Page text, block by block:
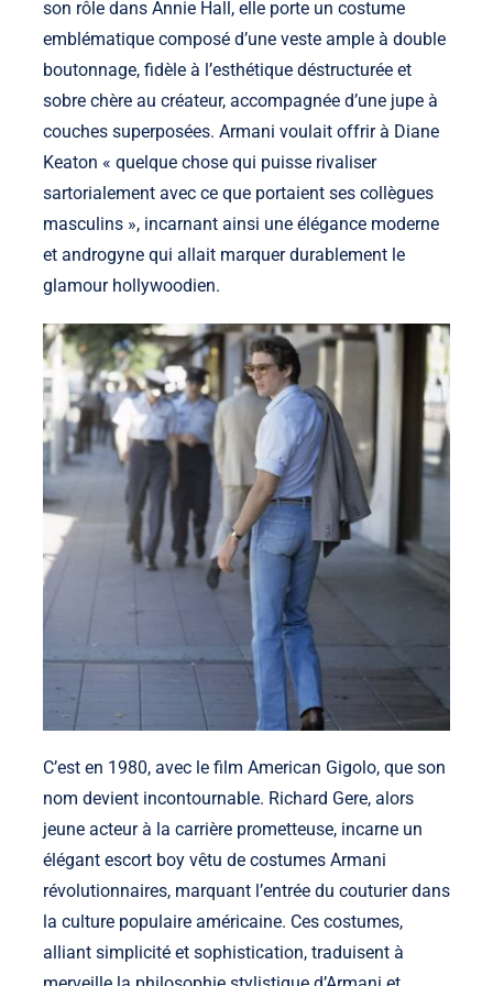
son rôle dans Annie Hall, elle porte un costume
emblématique composé d’une veste ample à double
boutonnage, fidèle à l’esthétique déstructurée et
sobre chère au créateur, accompagnée d’une jupe à
couches superposées. Armani voulait offrir à Diane
Keaton « quelque chose qui puisse rivaliser
sartorialement avec ce que portaient ses collègues
masculins », incarnant ainsi une élégance moderne
et androgyne qui allait marquer durablement le
glamour hollywoodien.
C’est en 1980, avec le film American Gigolo, que son
nom devient incontournable. Richard Gere, alors
jeune acteur à la carrière prometteuse, incarne un
élégant escort boy vêtu de costumes Armani
révolutionnaires, marquant l’entrée du couturier dans
la culture populaire américaine. Ces costumes,
alliant simplicité et sophistication, traduisent à